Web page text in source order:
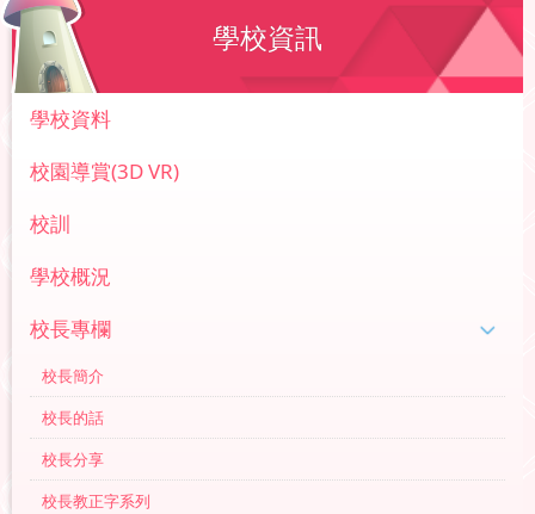
學校資訊
學校資料
校園導賞(3D VR)
校訓
學校概況
校長專欄
校長簡介
校長的話
校長分享
校長教正字系列